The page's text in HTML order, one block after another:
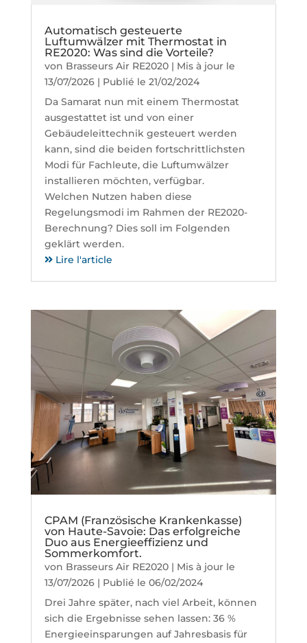
Automatisch gesteuerte
Luftumwälzer mit Thermostat in
RE2020: Was sind die Vorteile?
von Brasseurs Air RE2020| Mis à jour le
13/07/2026 | Publié le 21/02/2024
Da Samarat nun mit einem Thermostat
ausgestattet ist und von einer
Gebäudeleittechnik gesteuert werden
kann, sind die beiden fortschrittlichsten
Modi für Fachleute, die Luftumwälzer
installieren möchten, verfügbar.
Welchen Nutzen haben diese
Regelungsmodi im Rahmen der RE2020-
Berechnung? Dies soll im Folgenden
geklärt werden.
Lire l'article
CPAM (Französische Krankenkasse)
von Haute-Savoie: Das erfolgreiche
Duo aus Energieeffizienz und
Sommerkomfort.
von Brasseurs Air RE2020| Mis à jour le
13/07/2026 | Publié le 06/02/2024
Drei Jahre später, nach viel Arbeit, können
sich die Ergebnisse sehen lassen: 36 %
Energieeinsparungen auf Jahresbasis für